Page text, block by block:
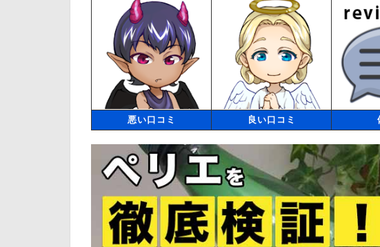
悪い口コミ 良い口コミ